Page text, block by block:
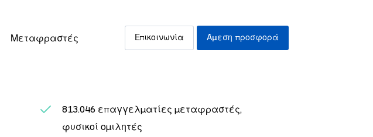
Μεταφραστές Επικοινωνία Άμεση προσφορά
813.046 επαγγελματίες μεταφραστές,
φυσικοί ομιλητές